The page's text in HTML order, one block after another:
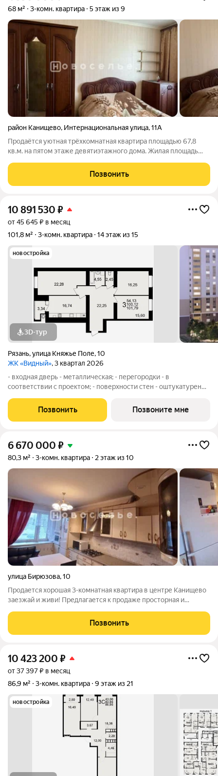
68 м² 3-комн. квартира 5 этаж из 9
район Канищево, Интернациональная улица,11А
Продаётся уютная трёхкомнатная квартира площадью 67,8
кв.м. на пятом этаже девятиэтажного дома. Жилая площадь
изолированы и выходят на разные стороны, имеют
правильную форму. В квартире
Позвонить
10 891 530 ₽
от 45 645 ₽ в месяц
101,8 м²
3-комн. квартира 14 этаж из 15
новостройка
3D-тур
Рязань,улица Княжье Поле,10
ЖК «Видный», 3 квартал 2026
- входная дверь - металлическая; - перегородки - в
соответствии с проектом; - поверхности стен - оштукатурены,
проемов; - выравнивающая стяжка пола и гидроизоляция - в
соответствии с проектом; -
Позвонить Позвоните мне
6 670 000 ₽
80,3 м² 3-комн. квартира 2 этаж из 10
улица Бирюзова,10
Продается хорошая 3-комнатная квартира в центре Канищево
заезжай и живи! Предлагается к продаже просторная и
добротного кирпичного дома. Идеальное предложение для
тех, кто ценит качество, комфорт и
Позвонить
10 423 200 ₽
от 37 397 ₽ в месяц
86,9 м²
3-комн. квартира 9 этаж из 21
новостройка